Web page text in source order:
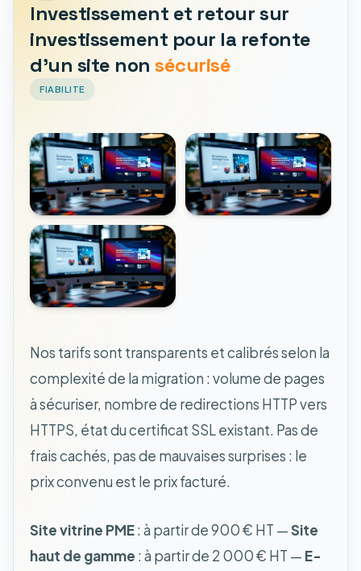
Investissement et retour sur
investissement pour la refonte
d'un site non sécurisé
FIABILITE
Nos tarifs sont transparents et calibrés selon la
complexité de la migration : volume de pages
à sécuriser, nombre de redirections HTTP vers
HTTPS, état du certificat SSL existant. Pas de
frais cachés, pas de mauvaises surprises : le
prix convenu est le prix facturé.
Site vitrine PME: à partir de 900 € HT —Site
haut de gamme : à partir de 2 000 € HT — E-